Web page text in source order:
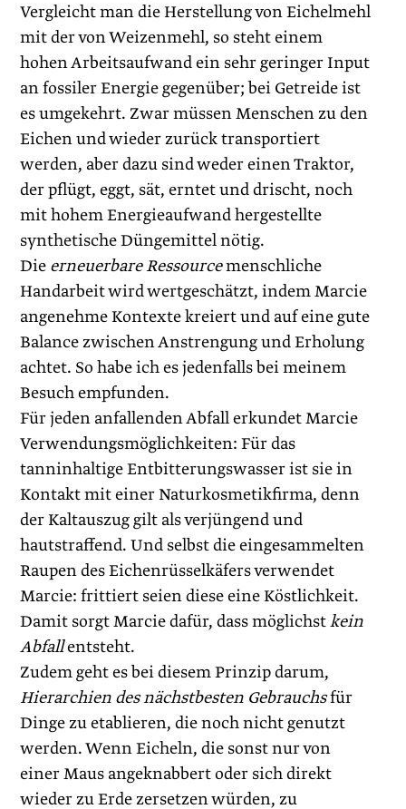
Vergleicht man die Herstellung von Eichelmehl
mit der von Weizenmehl, so steht einem
hohen Arbeitsaufwand ein sehr geringer Input
an fossiler Energie gegenüber; bei Getreide ist
es umgekehrt. Zwar müssen Menschen zu den
Eichen und wieder zurück transportiert
werden, aber dazu sind weder einen Traktor,
der pflügt, eggt, sät, erntet und drischt, noch
mit hohem Energieaufwand hergestellte
synthetische Düngemittel nötig.
Die erneuerbare Ressourcemenschliche
Handarbeit wird wertgeschätzt, indem Marcie
angenehme Kontexte kreiert und auf eine gute
Balance zwischen Anstrengung und Erholung
achtet. So habe ich es jedenfalls bei meinem
Besuch empfunden.
Für jeden anfallenden Abfall erkundet Marcie
Verwendungsmöglichkeiten: Für das
tanninhaltige Entbitterungswasser ist sie in
Kontakt mit einer Naturkosmetikfirma, denn
der Kaltauszug gilt als verjüngend und
hautstraffend. Und selbst die eingesammelten
Raupen des Eichenrüsselkäfers verwendet
Marcie: frittiert seien diese eine Köstlichkeit.
Damit sorgt Marcie dafür, dass möglichstkein
Abfallentsteht.
Zudem geht es bei diesem Prinzip darum,
Hierarchien des nächstbesten Gebrauchsfür
Dinge zu etablieren, die noch nicht genutzt
werden. Wenn Eicheln, die sonst nur von
einer Maus angeknabbert oder sich direkt
wieder zu Erde zersetzen würden, zu